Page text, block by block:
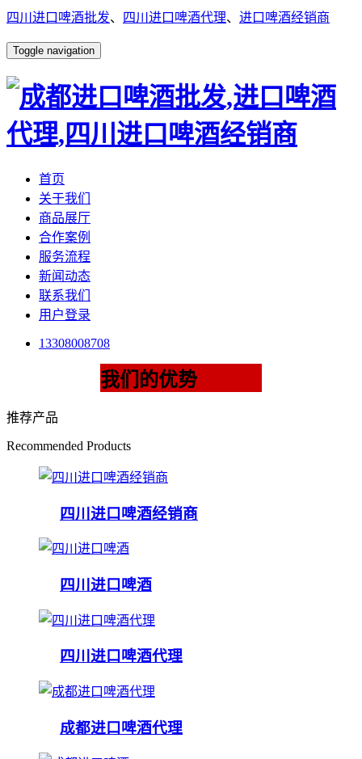
四川进口啤酒批发、 四川进口啤酒代理、 进口啤酒经销商
Toggle navigation
首页
关于我们
商品展厅
合作案例
服务流程
新闻动态
联系我们
用户登录
13308008708
我们的优势
推荐产品
Recommended Products
四川进口啤酒经销商
四川进口啤酒
四川进口啤酒代理
成都进口啤酒代理